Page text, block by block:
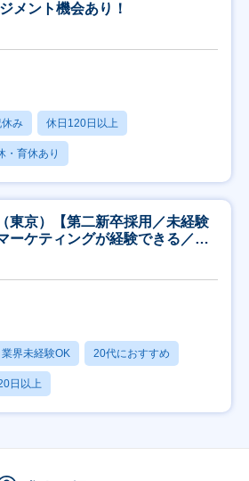
メント機会あり！
み 休日120日以上
・育休あり
東京）【第二新卒採用／未経験
ーケティングが経験できる／研
界未経験OK 20代におすすめ
日以上